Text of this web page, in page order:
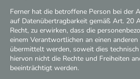
Ferner hat die betroffene Person bei der
auf Datenübertragbarkeit gemäß Art. 20
Recht, zu erwirken, dass die
einem Verantwortlichen an einen
übermittelt werden, soweit dies
hiervon nicht die Rechte und Freiheiten
beeinträchtigt werden.